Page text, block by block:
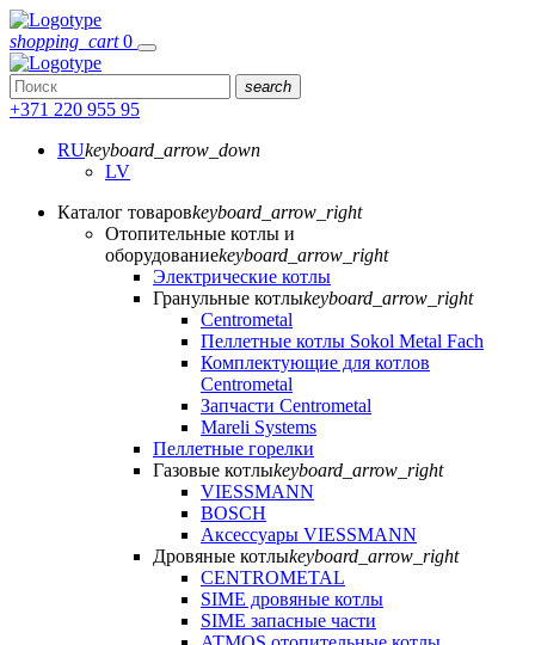
shopping_cart 0
search
+371 220 955 95
RUkeyboard_arrow_down
LV
Каталог товаровkeyboard_arrow_right
Отопительные котлы и
оборудованиеkeyboard_arrow_right
Электрические котлы
Гранульные котлыkeyboard_arrow_right
Centrometal
Пеллетные котлы Sokol Metal Fach
Комплектующие для котлов
Centrometal
Запчасти Centrometal
Mareli Systems
Пеллетные горелки
Газовые котлыkeyboard_arrow_right
VIESSMANN
BOSCH
Аксессуары VIESSMANN
Дровяные котлыkeyboard_arrow_right
CENTROMETAL
SIME дровяные котлы
SIME запасные части